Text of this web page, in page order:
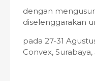
dengan
diselenggarakan
pada 27-31
Convex,